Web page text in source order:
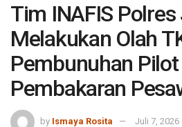
Tim INAFIS
Melakukan Olah
Pembunuhan
Pembakaran
by Ismaya Rosita Juli 7, 2026